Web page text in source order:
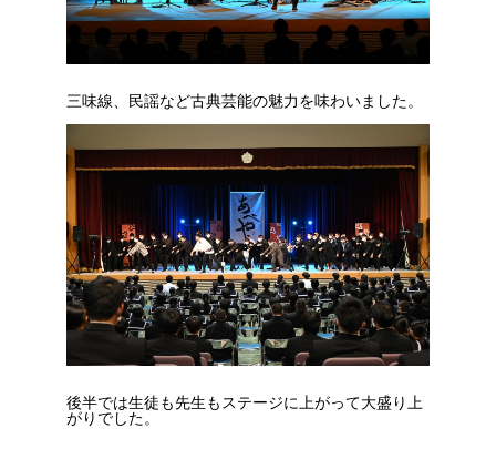
三味線、民謡など古典芸能の魅力を味わいました。
後半では生徒も先生もステージに上がって大盛り上
がりでした。